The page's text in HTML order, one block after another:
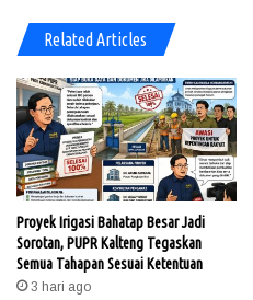
Related Articles
Proyek Irigasi Bahatap Besar Jadi
Sorotan, PUPR Kalteng Tegaskan
Semua Tahapan Sesuai Ketentuan
3 hari ago